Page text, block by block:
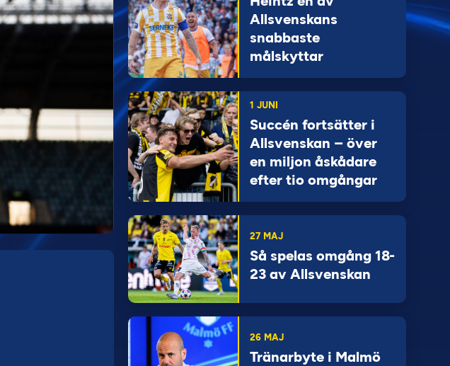
Allsvenskans
snabbaste
målskyttar
1 JUNI
Succén fortsätter i
Allsvenskan – över
en miljon åskådare
efter tio omgångar
27 MAJ
Så spelas omgång 18-
23 av Allsvenskan
26 MAJ
Tränarbyte i Malmö